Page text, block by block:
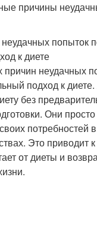
причины
попыток
к диете
неудачных
подход к
без
Они
потребностей
Это приводит
от диеты и